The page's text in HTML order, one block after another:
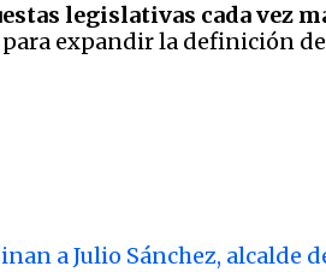
legislativas cada vez
expandir la definición
a Julio Sánchez, alcalde